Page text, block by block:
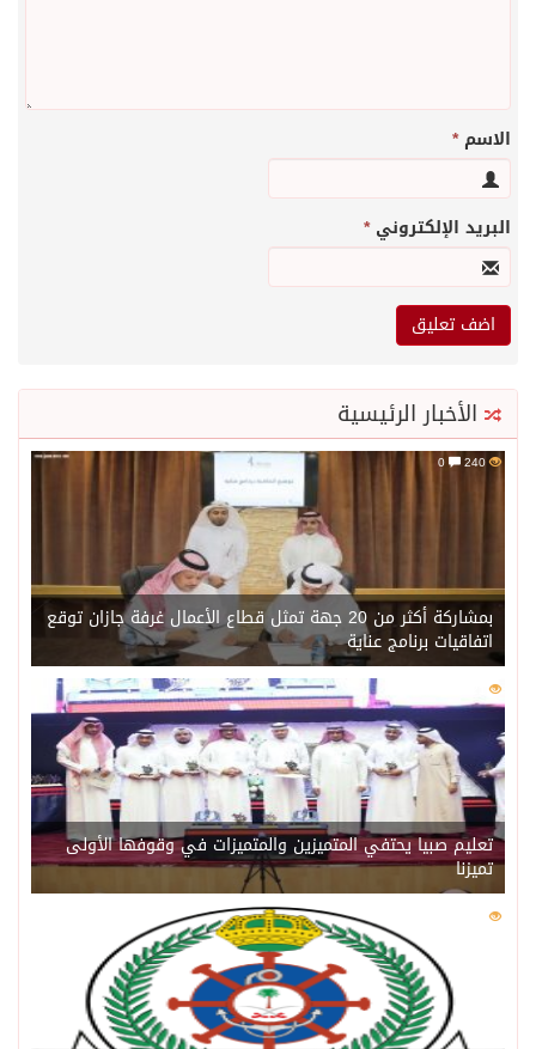
الاسم*
البريد الإلكتروني*
الأخبار الرئيسية
240
بمشاركة أكثر من 20 جهة تمثل قطاع الأعمال غرفة جازان توقع
اتفاقيات برنامج عناية
221
تعليم صبيا يحتفي المتميزين والمتميزات في وقوفها الأولى
تميزنا
216